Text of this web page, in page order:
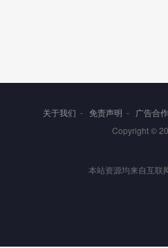
关于我们 - 免责声明 - 广告合作
Copyright ©
本站资源均来自互联